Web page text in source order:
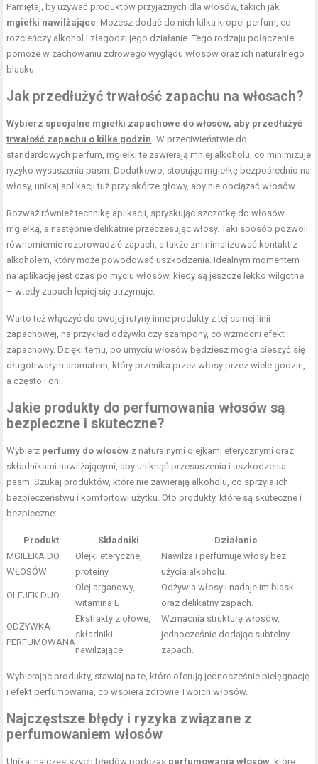
Pamiętaj, by używać produktów przyjaznych dla włosów, takich jak
mgiełki nawilżające . Możesz dodać do nich kilka kropel perfum, co
rozcieńczy alkohol i złagodzi jego działanie. Tego rodzaju połączenie
pomoże w zachowaniu zdrowego wyglądu włosów oraz ich naturalnego
blasku.
Jak przedłużyć trwałość zapachu na włosach?
Wybierz specjalne mgiełki zapachowe do włosów, aby przedłużyć
trwałość zapachu o kilka godzin. W przeciwieństwie do
standardowych perfum, mgiełki te zawierają mniej alkoholu, co minimizuje
ryzyko wysuszenia pasm. Dodatkowo, stosując mgiełkę bezpośrednio na
włosy, unikaj aplikacji tuż przy skórze głowy, aby nie obciążać włosów.
Rozważ również technikę aplikacji, spryskując szczotkę do włosów
mgiełką, a następnie delikatnie przeczesując włosy. Taki sposób pozwoli
równomiernie rozprowadzić zapach, a także zminimalizować kontakt z
alkoholem, który może powodować uszkodzenia. Idealnym momentem
na aplikację jest czas po myciu włosów, kiedy są jeszcze lekko wilgotne
– wtedy zapach lepiej się utrzymuje.
Warto też włączyć do swojej rutyny inne produkty z tej samej linii
zapachowej, na przykład odżywki czy szampony, co wzmocni efekt
zapachowy. Dzięki temu, po umyciu włosów będziesz mogła cieszyć się
długotrwałym aromatem, który przenika przez włosy przez wiele godzin,
a często i dni.
Jakie produkty do perfumowania włosów są
bezpieczne i skuteczne?
Wybierz perfumy do włosów z naturalnymi olejkami eterycznymi oraz
składnikami nawilżającymi, aby uniknąć przesuszenia i uszkodzenia
pasm. Szukaj produktów, które nie zawierają alkoholu, co sprzyja ich
bezpieczeństwu i komfortowi użytku. Oto produkty, które są skuteczne i
bezpieczne:
Produkt Składniki
Działanie
MGIEŁKA DO
WŁOSÓW
Olejki eteryczne,
proteiny
Nawilża i perfumuje włosy bez
użycia alkoholu.
OLEJEK DUO
Olej arganowy,
witamina E
Odżywia włosy i nadaje im blask
oraz delikatny zapach.
ODŻYWKA
PERFUMOWANA
Ekstrakty ziołowe,
składniki
nawilżające
Wzmacnia strukturę włosów,
jednocześnie dodając subtelny
zapach.
Wybierając produkty, stawiaj na te, które oferują jednocześnie pielęgnację
i efekt perfumowania, co wspiera zdrowie Twoich włosów.
Najczęstsze błędy i ryzyka związane z
perfumowaniem włosów
Unikaj najczęstszych błędów podczas perfumowania włosów , które